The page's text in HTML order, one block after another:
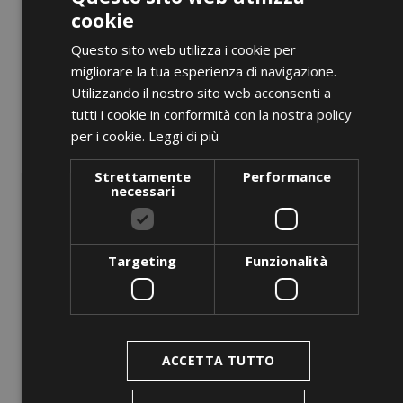
ANTEPRIMA
Side Wall Panelling On 2...
0,00 €Prezzo
AGGIUNGI AL CARRELLO
favorite_border
cookie
Questo sito web utilizza i cookie per
migliorare la tua esperienza di navigazione.
Utilizzando il nostro sito web acconsenti a
tutti i cookie in conformità con la nostra policy
per i cookie. Leggi di più
Strettamente
necessari
Performance
Targeting Funzionalità
ACCETTA TUTTO